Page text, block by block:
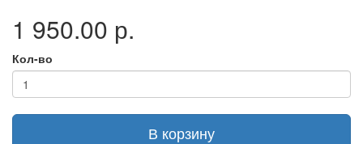
1 950.00 р.
Кол-во
В корзину